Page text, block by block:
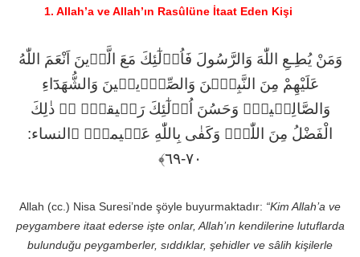
1. Allah’a ve Allah’ın Rasûlüne İtaat Eden Kişi
وَمَنْ يُطِـعِ اللّٰهَ وَالرَّسُولَ فَاُو۬لٰٓئِكَ مَعَ الَّذ۪ينَ اَنْعَمَ اللّٰهُ
عَلَيْهِمْ مِنَ النَّبِيّ۪نَ وَالصِّدّ۪يق۪ينَ وَالشُّهَدَٓاءِ
وَالصَّالِح۪ينَۚ وَحَسُنَ اُو۬لٰٓئِكَ رَف۪يقاًۜ ﴿﴾ ذٰلِكَ
الْفَضْلُ مِنَ اللّٰهِۜ وَكَفٰى بِاللّٰهِ عَل۪يماً۟ ﴿النساء:
٧٠-٦٩﴾
Allah (cc.) Nisa Suresi’nde şöyle buyurmaktadır: “Kim Allah’a ve
peygambere itaat ederse işte onlar, Allah’ın kendilerine lutuflarda
bulunduğu peygamberler, sıddıklar, şehidler ve sâlih kişilerle